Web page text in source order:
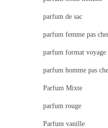
a
t
n
t:
>
parfum de sac
parfum femme pas
parfum format voyage
parfum homme pas
Parfum Mixte
parfum rouge
Parfum vanille